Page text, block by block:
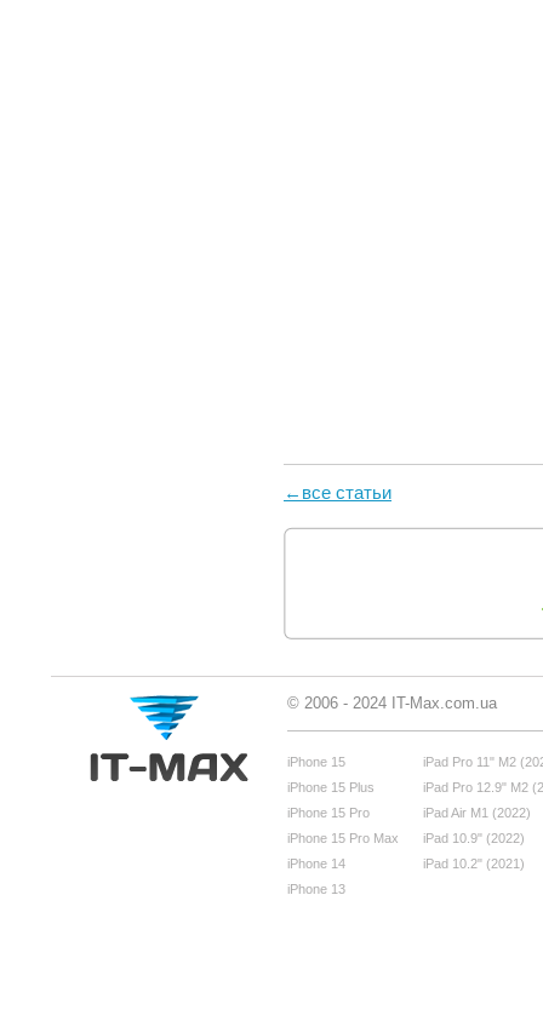
←все статьи
© 2006 - 2024 IT-Max.com.ua
iPhone 15
iPhone 15 Plus
iPhone 15 Pro
iPhone 15 Pro Max
iPhone 14
iPhone 13
iPad Pro 11" M2
iPad Pro 12.9" M2
iPad Air M1 (2022)
iPad 10.9" (2022)
iPad 10.2" (2021)